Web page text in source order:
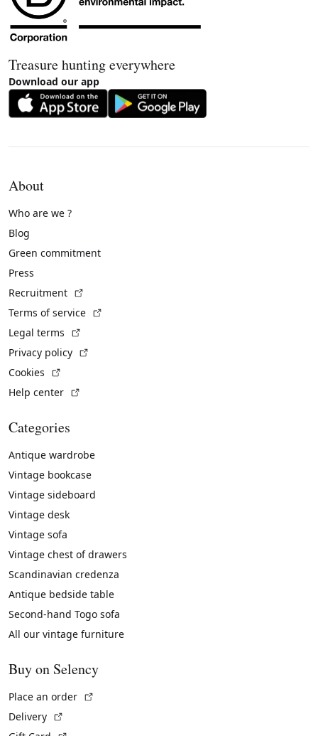
Treasure hunting everywhere
Download our app
About
Who are we ?
Blog
Green commitment
Press
Recruitment
Terms of service
Legal terms
Privacy policy
Cookies
Help center
Categories
Antique wardrobe
Vintage bookcase
Vintage sideboard
Vintage desk
Vintage sofa
Vintage chest of drawers
Scandinavian credenza
Antique bedside table
Second-hand Togo sofa
All our vintage furniture
Buy on Selency
Place an order
Delivery